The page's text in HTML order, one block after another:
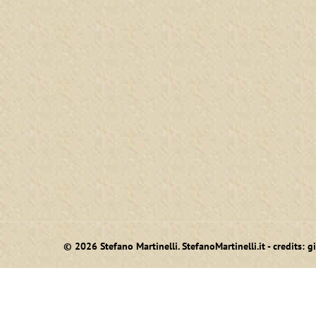
© 2026 Stefano Martinelli. StefanoMartinelli.it - credits: